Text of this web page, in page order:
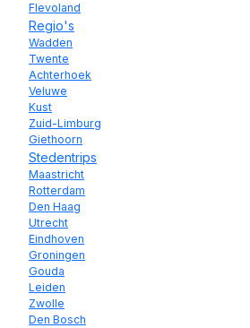
Flevoland
Regio's
Wadden
Twente
Achterhoek
Veluwe
Kust
Zuid-Limburg
Giethoorn
Stedentrips
Maastricht
Rotterdam
Den Haag
Utrecht
Eindhoven
Groningen
Gouda
Leiden
Zwolle
Den Bosch